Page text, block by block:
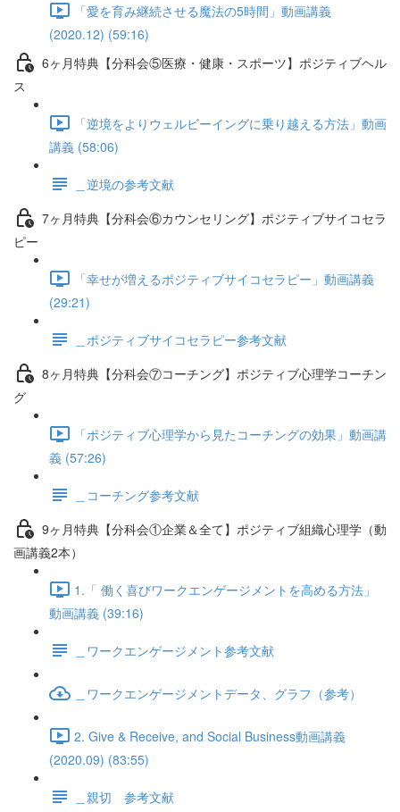
「愛を育み継続させる魔法の5時間」動画講義
(2020.12) (59:16)
6ヶ月特典【分科会⑤医療・健康・スポーツ】ポジティブヘル
ス
「逆境をよりウェルビーイングに乗り越える方法」動画
講義 (58:06)
＿逆境の参考文献
7ヶ月特典【分科会⑥カウンセリング】ポジティブサイコセラ
ピー
「幸せが増えるポジティブサイコセラピー」動画講義
(29:21)
＿ポジティブサイコセラピー参考文献
8ヶ月特典【分科会⑦コーチング】ポジティブ心理学コーチン
グ
「ポジティブ心理学から見たコーチングの効果」動画講
義 (57:26)
＿コーチング参考文献
9ヶ月特典【分科会①企業＆全て】ポジティブ組織心理学（動
画講義2本）
1.「 働く喜びワークエンゲージメントを高める方法」
動画講義 (39:16)
＿ワークエンゲージメント参考文献
＿ワークエンゲージメントデータ、グラフ（参考）
2. Give & Receive, and Social Business動画講義
(2020.09) (83:55)
＿親切 参考文献